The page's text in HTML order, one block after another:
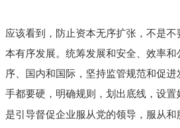
应该看到，防止资本无序扩张，不是
本有序发展。统筹发展和安全、效率和
序、国内和国际，坚持监管规范和促
手都要硬，明确规则，划出底线，设置
是引导督促企业服从党的领导，服从